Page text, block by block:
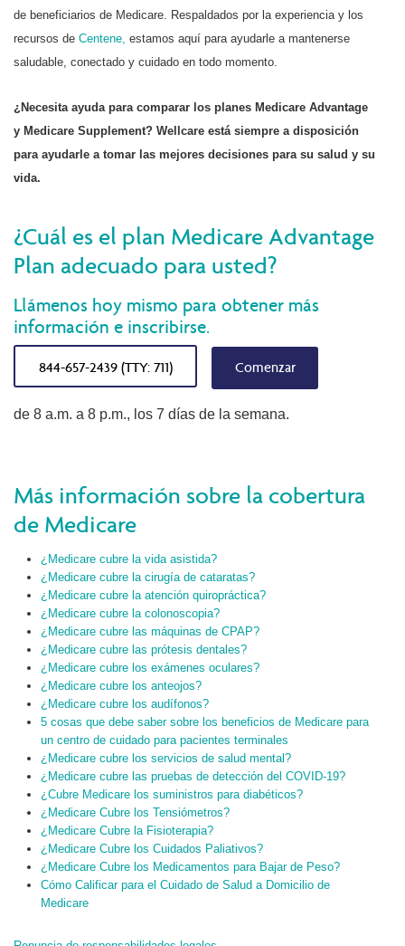
de beneficiarios de Medicare. Respaldados por la experiencia y los
recursos de Centene, estamos aquí para ayudarle a mantenerse
saludable, conectado y cuidado en todo momento.
¿Necesita ayuda para comparar los planes Medicare Advantage
y Medicare Supplement? Wellcare está siempre a disposición
para ayudarle a tomar las mejores decisiones para su salud y su
vida.
¿Cuál es el plan Medicare Advantage
Plan adecuado para usted?
Llámenos hoy mismo para obtener más
información e inscribirse.
844-657-2439 (TTY: 711) Comenzar
de 8 a.m. a 8 p.m., los 7 días de la semana.
Más información sobre la cobertura
de Medicare
¿Medicare cubre la vida asistida?
¿Medicare cubre la cirugía de cataratas?
¿Medicare cubre la atención quiropráctica?
¿Medicare cubre la colonoscopia?
¿Medicare cubre las máquinas de CPAP?
¿Medicare cubre las prótesis dentales?
¿Medicare cubre los exámenes oculares?
¿Medicare cubre los anteojos?
¿Medicare cubre los audífonos?
5 cosas que debe saber sobre los beneficios de Medicare para
un centro de cuidado para pacientes terminales
¿Medicare cubre los servicios de salud mental?
¿Medicare cubre las pruebas de detección del COVID-19?
¿Cubre Medicare los suministros para diabéticos?
¿Medicare Cubre los Tensiómetros?
¿Medicare Cubre la Fisioterapia?
¿Medicare Cubre los Cuidados Paliativos?
¿Medicare Cubre los Medicamentos para Bajar de Peso?
Cómo Calificar para el Cuidado de Salud a Domicilio de
Medicare